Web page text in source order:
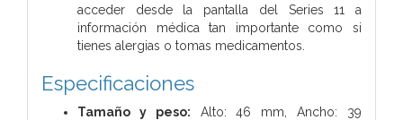
acceder desde la pantalla del Series 11 a
información médica tan importante como si
tienes alergias o tomas medicamentos.
Especificaciones
Tamaño y peso: Alto: 46 mm, Ancho: 39